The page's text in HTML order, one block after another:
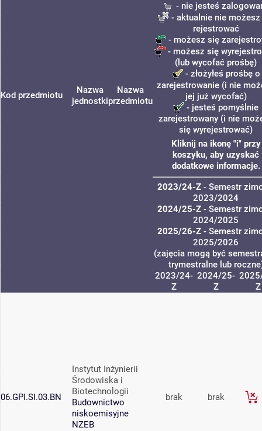
Kod przedmiotu
Nazwa
jednostki
Nazwa
przedmiotu
- nie jesteś
- aktualnie nie możesz
rejestrować
- możesz się
- możesz się
(lub wycofać prośbę)
- złożyłeś prośbę o
zarejestrowanie (i nie
jej już wycofać)
- jesteś pomyślnie
zarejestrowany (i nie
się wyrejestrować)
Kliknij na ikonę "i" przy
koszyku, aby uzyskać
dodatkowe informacje.
2023/24-Z - Semestr
2023/2024
2024/25-Z - Semestr
2024/2025
2025/26-Z - Semestr
2025/2026
(zajęcia mogą być
trymestralne lub
2023/24-
Z
2024/25-
Z
Z
06.GPI.SI.03.BN
Instytut Inżynierii
Środowiska i
Biotechnologii
Budownictwo
niskoemisyjne
NZEB
brak brak